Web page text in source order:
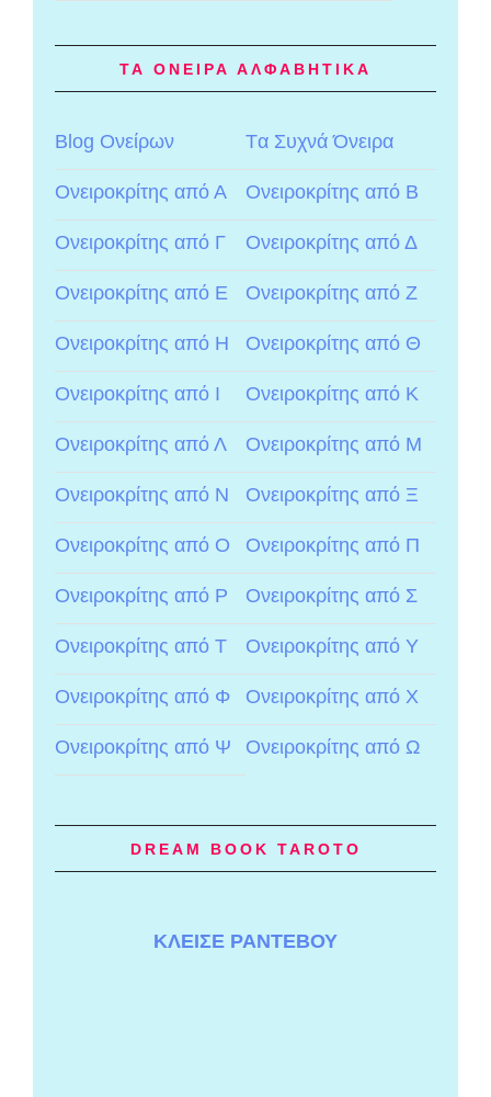
ΤΑ ΟΝΕΙΡΑ ΑΛΦΑΒΗΤΙΚΑ
Blog Ονείρων Tα Συχνά Όνειρα
Ονειροκρίτης από Α Ονειροκρίτης από Β
Ονειροκρίτης από Γ Ονειροκρίτης από Δ
Ονειροκρίτης από Ε Ονειροκρίτης από Ζ
Ονειροκρίτης από Η Ονειροκρίτης από Θ
Ονειροκρίτης από Ι Ονειροκρίτης από Κ
Ονειροκρίτης από Λ Ονειροκρίτης από Μ
Ονειροκρίτης από Ν Ονειροκρίτης από Ξ
Ονειροκρίτης από Ο Ονειροκρίτης από Π
Ονειροκρίτης από Ρ Ονειροκρίτης από Σ
Ονειροκρίτης από Τ Ονειροκρίτης από Υ
Ονειροκρίτης από Φ Ονειροκρίτης από Χ
Ονειροκρίτης από Ψ Ονειροκρίτης από Ω
DREAM BOOK TAROTO
ΚΛΕΙΣΕ ΡΑΝΤΕΒΟΥ